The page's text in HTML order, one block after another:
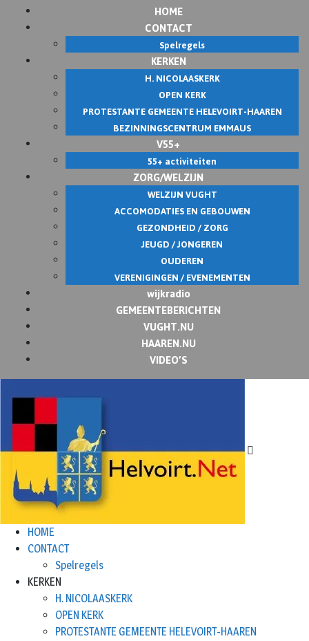
HOME
CONTACT
Spelregels
KERKEN
H. NICOLAASKERK
OPEN KERK
PROTESTANTE GEMEENTE HELEVOIRT-HAAREN
BEZINNINGSCENTRUM EMMAUS
V55+
55+ activiteiten
ZORG/WELZIJN
WELZIJN VUGHT
ACCOMODATIES EN GEBOUWEN
GEZONDHEID / ZORG
JEUGD / JONGEREN
OUDEREN
VERENIGINGEN / EVENEMENTEN
wijkradio
GEMEENTEBERICHTEN
VUGHT.NU
HAAREN.NU
VIDEO’S
HOME
CONTACT
Spelregels
KERKEN
H. NICOLAASKERK
OPEN KERK
PROTESTANTE GEMEENTE HELEVOIRT-HAAREN